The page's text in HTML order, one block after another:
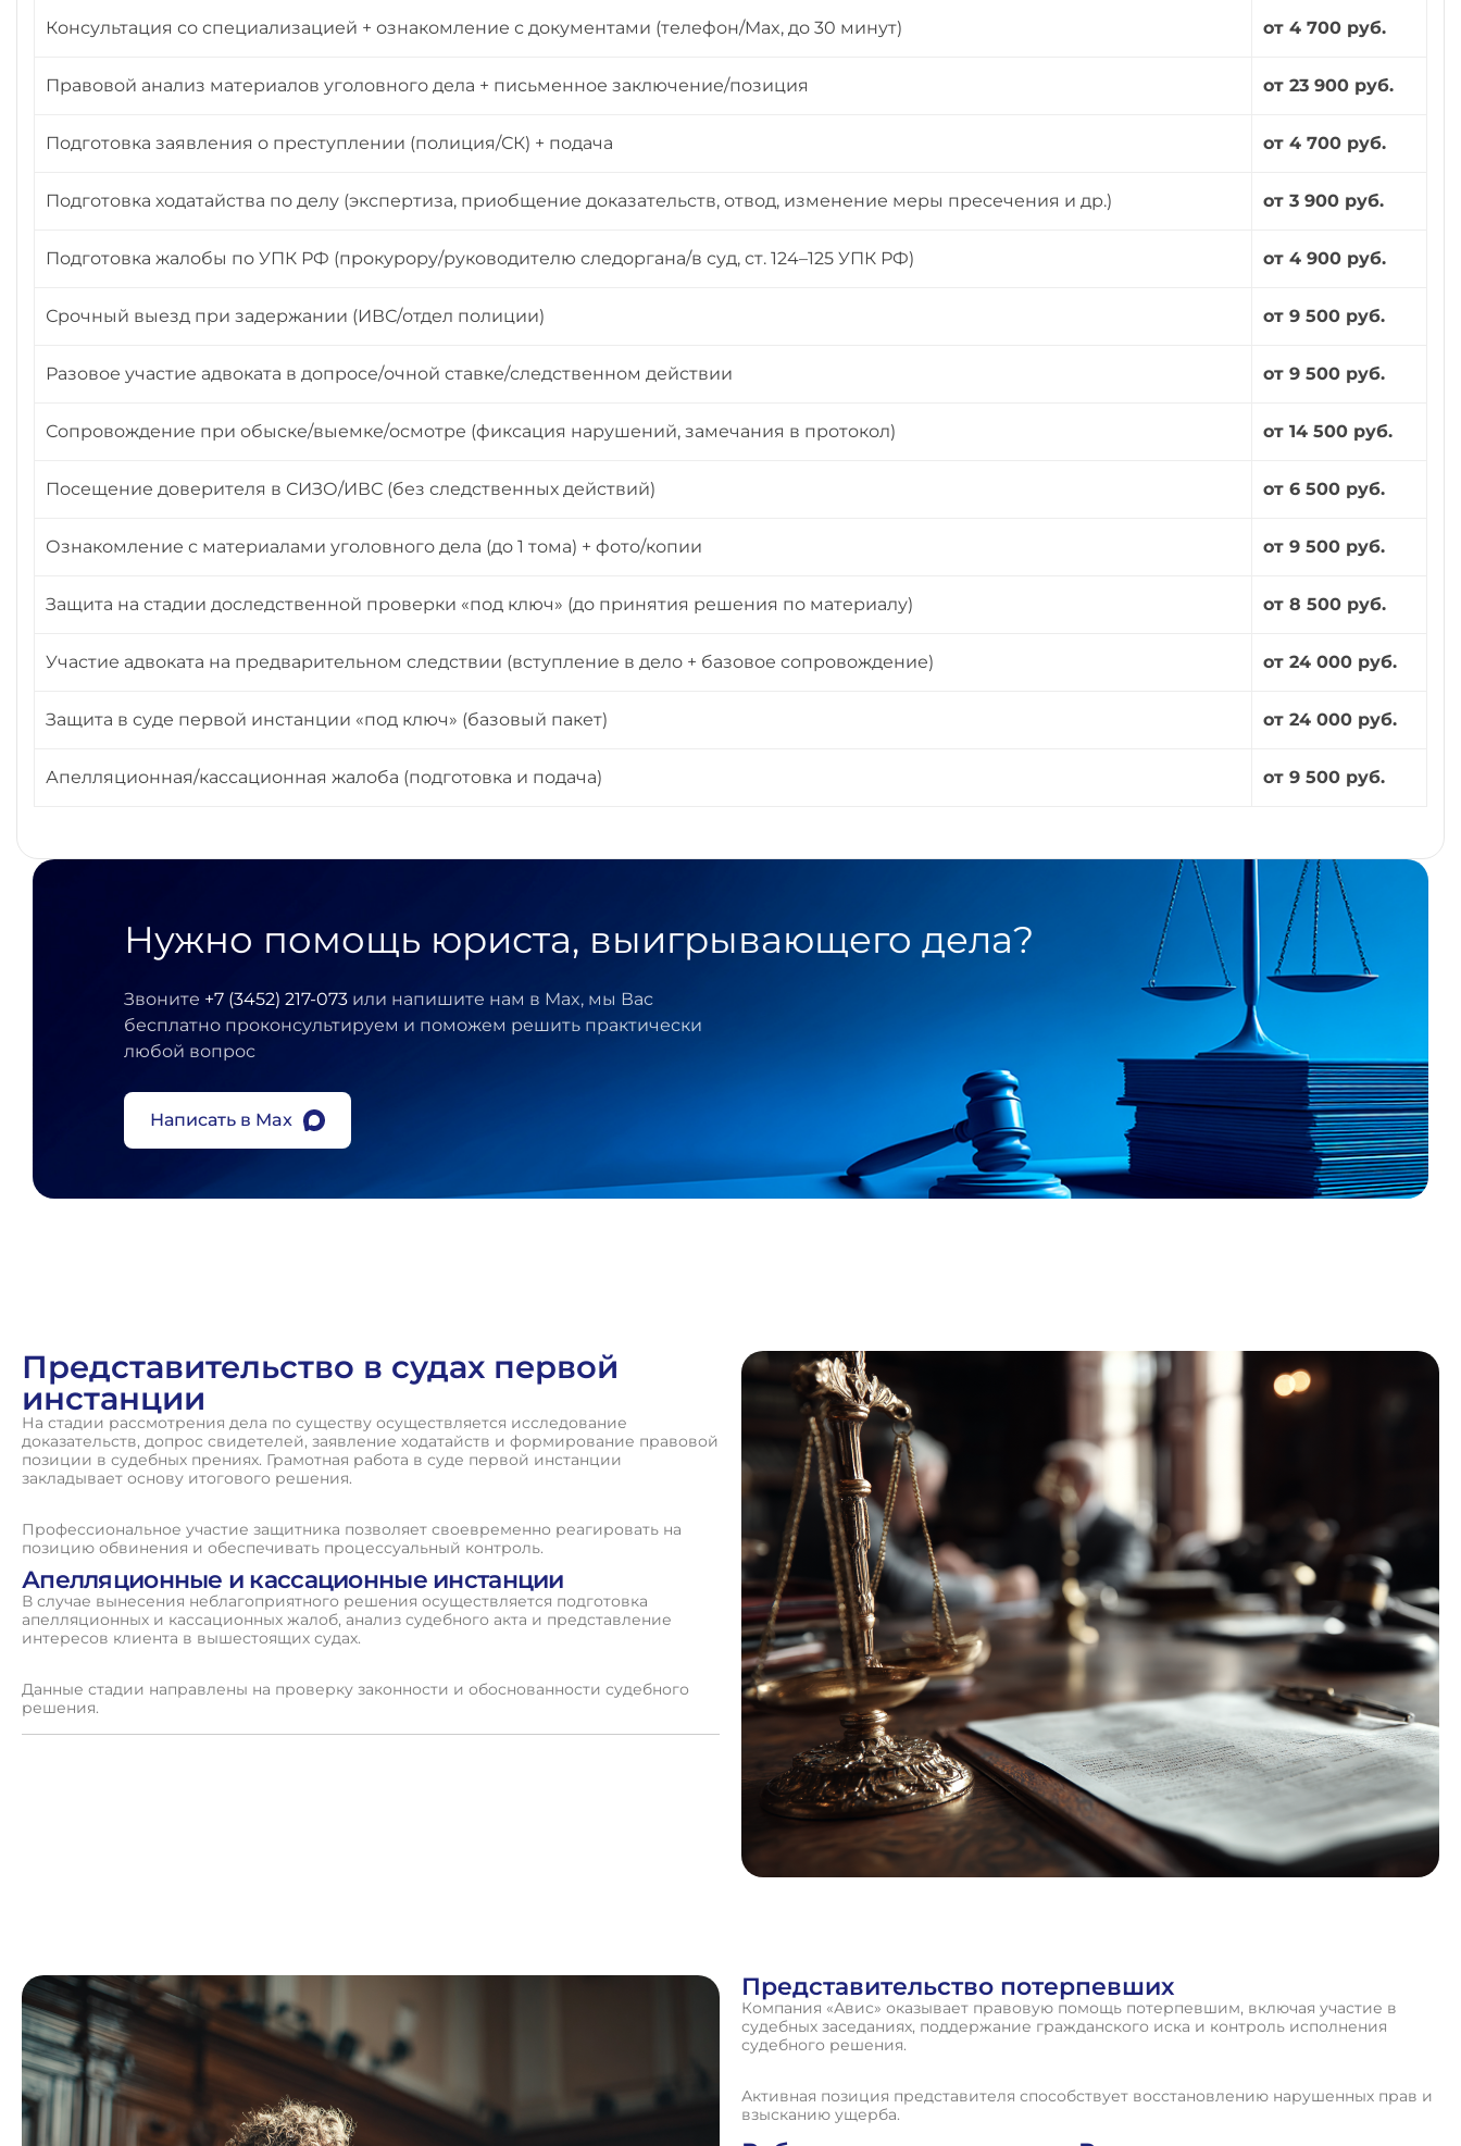
Консультация со специализацией + ознакомление с документами (телефон/Max, до 30 минут) от 4 700 руб.
Правовой анализ материалов уголовного дела + письменное заключение/позиция от 23 900 руб.
Подготовка заявления о преступлении (полиция/СК) + подача от 4 700 руб.
Подготовка ходатайства по делу (экспертиза, приобщение доказательств, отвод, изменение меры пресечения и др.) от 3 900 руб.
Подготовка жалобы по УПК РФ (прокурору/руководителю следоргана/в суд, ст. 124–125 УПК РФ) от 4 900 руб.
Срочный выезд при задержании (ИВС/отдел полиции) от 9 500 руб.
Разовое участие адвоката в допросе/очной ставке/следственном действии от 9 500 руб.
Сопровождение при обыске/выемке/осмотре (фиксация нарушений, замечания в протокол) от 14 500 руб.
Посещение доверителя в СИЗО/ИВС (без следственных действий) от 6 500 руб.
Ознакомление с материалами уголовного дела (до 1 тома) + фото/копии от 9 500 руб.
Защита на стадии доследственной проверки «под ключ» (до принятия решения по материалу) от 8 500 руб.
Участие адвоката на предварительном следствии (вступление в дело + базовое сопровождение) от 24 000 руб.
Защита в суде первой инстанции «под ключ» (базовый пакет) от 24 000 руб.
Апелляционная/кассационная жалоба (подготовка и подача) от 9 500 руб.
Нужно помощь юриста, выигрывающего дела?
Звоните +7 (3452) 217-073 или напишите нам в Max, мы Вас
бесплатно проконсультируем и поможем решить практически
любой вопрос
Написать в Max
Представительство в судах первой
инстанции
На стадии рассмотрения дела по существу осуществляется исследование
доказательств, допрос свидетелей, заявление ходатайств и формирование правовой
позиции в судебных прениях. Грамотная работа в суде первой инстанции
закладывает основу итогового решения.
Профессиональное участие защитника позволяет своевременно реагировать на
позицию обвинения и обеспечивать процессуальный контроль.
Апелляционные и кассационные инстанции
В случае вынесения неблагоприятного решения осуществляется подготовка
апелляционных и кассационных жалоб, анализ судебного акта и представление
интересов клиента в вышестоящих судах.
Данные стадии направлены на проверку законности и обоснованности судебного
решения.
Представительство потерпевших
Компания «Авис» оказывает правовую помощь потерпевшим, включая участие в
судебных заседаниях, поддержание гражданского иска и контроль исполнения
судебного решения.
Активная позиция представителя способствует восстановлению нарушенных прав и
взысканию ущерба.